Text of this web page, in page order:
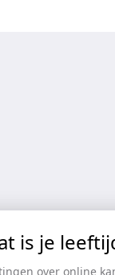
is je
over online